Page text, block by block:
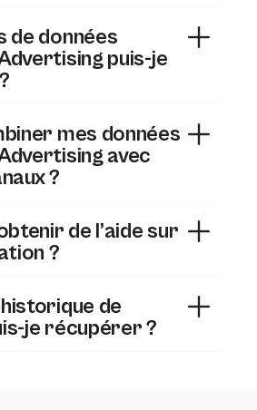
de données
puis-je
mes données
avec
?
de l’aide sur
?
de
je récupérer ?